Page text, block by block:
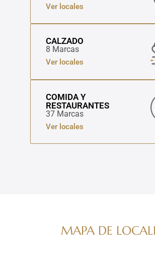
Ver locales
CALZADO
8 Marcas
Ver locales
COMIDA Y
RESTAURANTES
37 Marcas
Ver locales
MAPA DE